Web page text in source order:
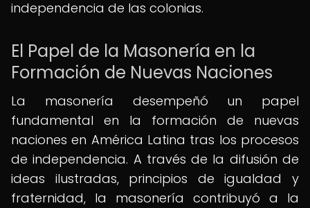
independencia de las colonias.
El Papel de la Masonería en la
Formación de Nuevas Naciones
La masonería desempeñó un papel
fundamental en la formación de nuevas
naciones en América Latina tras los procesos
de independencia. A través de la difusión de
ideas ilustradas, principios de igualdad y
fraternidad, la masonería contribuyó a la